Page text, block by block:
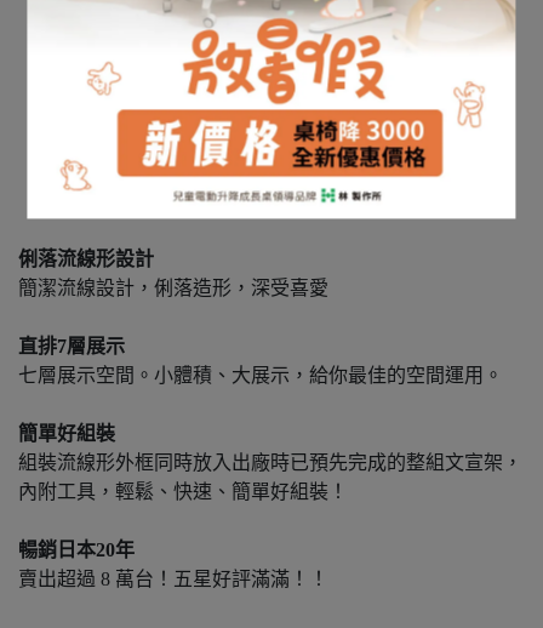
俐落流線形設計
簡潔流線設計，俐落造形，深受喜愛
直排7層展示
七層展示空間。小體積、大展示，給你最佳的空間運用。
簡單好組裝
組裝流線形外框同時放入出廠時已預先完成的整組文宣架，
內附工具，輕鬆、快速、簡單好組裝！
暢銷日本20年
賣出超過 8 萬台！五星好評滿滿！！